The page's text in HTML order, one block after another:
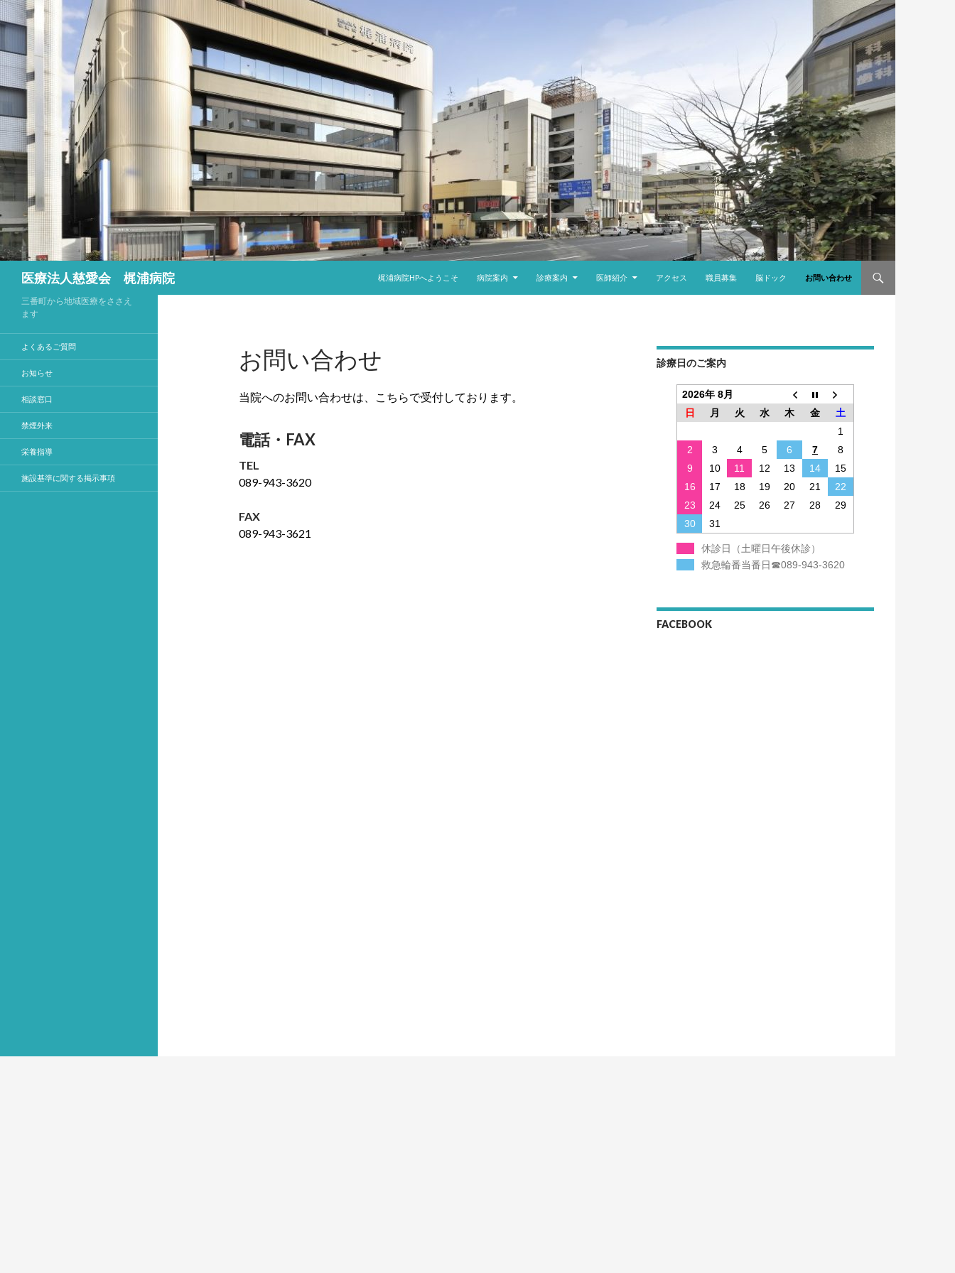
医療法人慈愛会 梶浦病院
梶浦病院HPへようこそ
病院案内 診療案内 医師紹介 アクセス 職員募集 脳ドック お問い合わせ
お問い合わせ
当院へのお問い合わせは、こちらで受付しております。
電話・FAX
TEL
089-943-3620
FAX
089-943-3621
診療日のご案内
2026年 8月
日
月 火 水 木 金
土
1
2
3 4 5 6 7
8
9
10 11 12 13 14
15
16
17 18 19 20 21
22
23
24 25 26 27 28
29
30
31
休診日（土曜日午後休診）
救急輪番当番日☎089-943-3620
FACEBOOK
三番町から地域医療をささえ
ます
よくあるご質問
お知らせ
相談窓口
禁煙外来
栄養指導
施設基準に関する掲示事項